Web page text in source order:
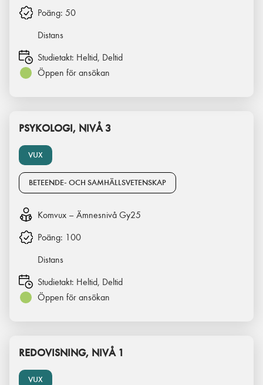
Poäng: 50
Distans
Studietakt: Heltid, Deltid
Öppen för ansökan
VUX
PSYKOLOGI, NIVÅ 3
BETEENDE- OCH SAMHÄLLSVETENSKAP
Komvux – Ämnesnivå Gy25
Poäng: 100
Distans
Studietakt: Heltid, Deltid
Öppen för ansökan
VUX
REDOVISNING, NIVÅ 1